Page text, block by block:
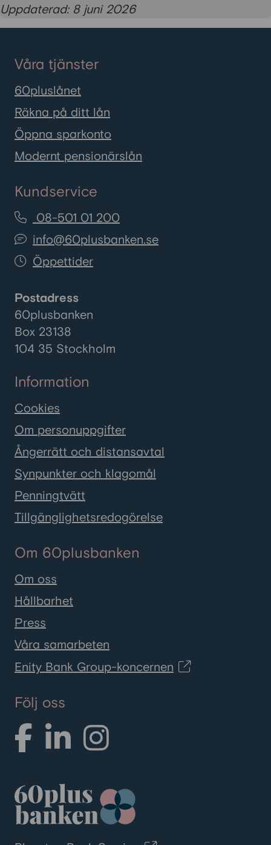
Uppdaterad: 8 juni 2026
Våra tjänster
60pluslånet
Räkna på ditt lån
Öppna sparkonto
Modernt pensionärslån
Kundservice
08-501 01 200
info@60plusbanken.se
Öppettider
Postadress
60plusbanken
Box 23138
104 35 Stockholm
Information
Cookies
Om personuppgifter
Ångerrätt och distansavtal
Synpunkter och klagomål
Penningtvätt
Tillgänglighetsredogörelse
Om 60plusbanken
Om oss
Hållbarhet
Press
Våra samarbeten
Enity Bank Group-koncernen
Följ oss